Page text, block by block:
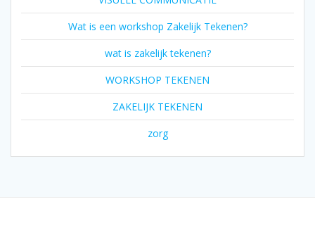
Wat is een workshop Zakelijk Tekenen?
wat is zakelijk tekenen?
WORKSHOP TEKENEN
ZAKELIJK TEKENEN
zorg